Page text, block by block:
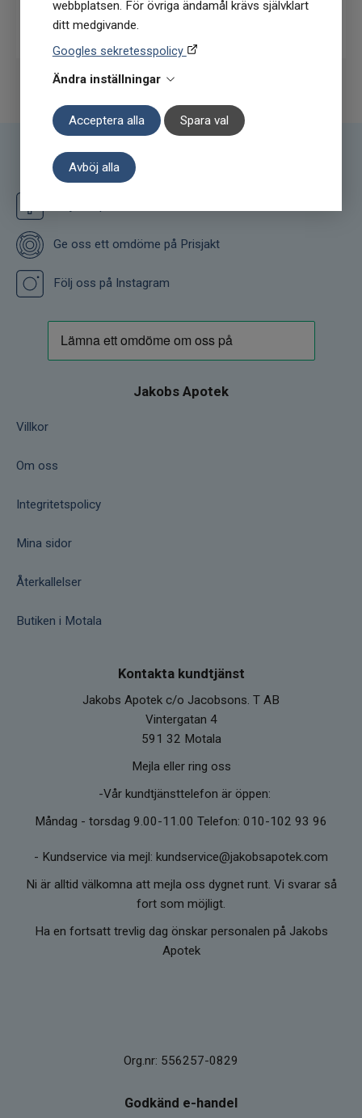
webbplatsen. För övriga ändamål krävs självklart
ditt medgivande.
Googles sekretesspolicy
Ändra inställningar
Acceptera alla Spara val
Avböj alla
Prenumerera
Ge oss ett omdöme på Prisjakt
Följ oss på Instagram
Jakobs Apotek
Villkor
Om oss
Integritetspolicy
Mina sidor
Återkallelser
Butiken i Motala
Kontakta kundtjänst
Jakobs Apotek c/o Jacobsons. T AB
Vintergatan 4
591 32 Motala
Mejla eller ring oss
-Vår kundtjänsttelefon är öppen:
Måndag - torsdag 9.00-11.00 Telefon: 010-102 93 96
- Kundservice via mejl: kundservice@jakobsapotek.com
Ni är alltid välkomna att mejla oss dygnet runt. Vi svarar så
fort som möjligt.
Ha en fortsatt trevlig dag önskar personalen på Jakobs
Apotek
Org.nr: 556257-0829
Godkänd e-handel